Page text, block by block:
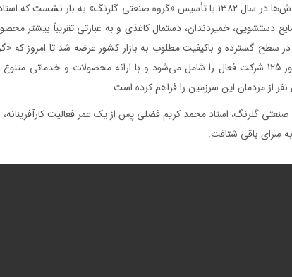
ثمره‌ی این تلاش‌ها در سال ۱۳۸۲ با تأسیس «گروه صنعتی گلرنگ» به
مايع دستشويی، خميردندان، دستمال کاغذی و به عبارتی تقريباً بيشتر
سطح گسترده و باکیفیت مطلوب به بازار کشور عرضه شد تا امروز که
خصوصی کشور 125 شرکت فعال را شامل می‌شود و با ارائه محصولات و
نفر از مردمان این سرزمین را فراهم کرده است.
سرای باقی شتافت.